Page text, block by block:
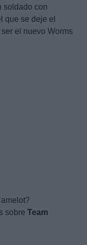
soldado con
que se deje el
el nuevo Worms
sobre Team